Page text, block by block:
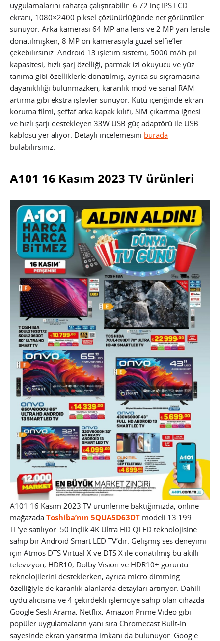
uygulamalarını rahatça çalıştırabilir. 6.72 inç IPS LCD
ekranı, 1080×2400 piksel çözünürlüğünde net görüntüler
sunuyor. Arka kamerası 64 MP ana lens ve 2 MP yan lensle
donatılmışken, 8 MP ön kamerasıyla güzel selfie’ler
çekebilirsiniz. Android 13 işletim sistemi, 5000 mAh pil
kapasitesi, hızlı şarj özelliği, parmak izi okuyucu ve yüz
tanıma gibi özelliklerle donatılmış; ayrıca su sıçramasına
dayanıklılığı bulunmazken, karanlık mod ve sanal RAM
artırma gibi ekstra işlevler sunuyor. Kutu içeriğinde ekran
koruma filmi, şeffaf arka kapak kılıfı, SIM çıkartma iğnesi
ve hızlı şarjı destekleyen 33W USB güç adaptörü ile USB
kablosu yer alıyor. Detaylı incelemesini burada
bulabilirsiniz.
A101 16 Kasım 2023 TV ürünleri
A101 16 Kasım 2023 TV ürünlerine baktığımızda, online
mağazada Toshiba’nın 5QUA5D63DT modeli 13.199
TL’ye satılıyor. 50 inçlik 4K Ultra HD QLED teknolojisine
sahip bir Android Smart LED TV’dir. Gelişmiş ses deneyimi
için Atmos DTS Virtual X ve DTS X ile donatılmış bu akıllı
televizyon, HDR10, Dolby Vision ve HDR10+ görüntü
teknolojilerini desteklerken, ayrıca micro dimming
özelliğiyle de karanlık alanlarda detayları artırıyor. Dahili
uydu alıcısına ve 4 çekirdekli işlemciye sahip olan cihazda
Google Sesli Arama, Netflix, Amazon Prime Video gibi
popüler uygulamaların yanı sıra Chromecast Built-In
sayesinde ekran yansıtma imkanı da bulunuyor. Google